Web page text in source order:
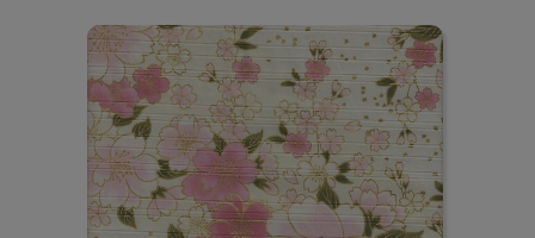
Bildgalerie
springen